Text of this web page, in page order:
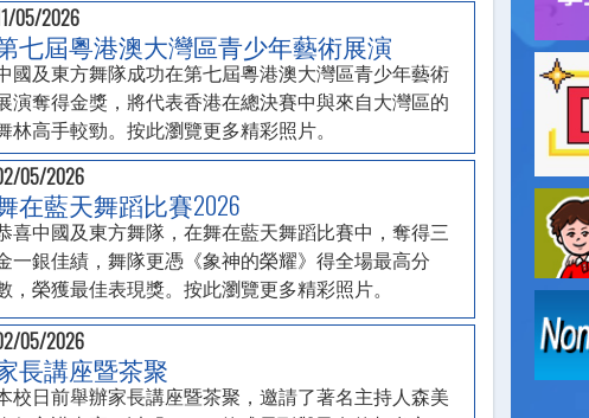
05/2026
七屆粵港澳大灣區青少年藝術展演
國及東方舞隊成功在第七屆粵港澳大灣區青少年藝術
演奪得金獎，將代表香港在總決賽中與來自大灣區的
林高手較勁。按此瀏覽更多精彩照片。
05/2026
在藍天舞蹈比賽2026
喜中國及東方舞隊，在舞在藍天舞蹈比賽中，奪得三
一銀佳績，舞隊更憑《象神的榮耀》得全場最高分
，榮獲最佳表現獎。按此瀏覽更多精彩照片。
05/2026
長講座暨茶聚
校日前舉辦家長講座暨茶聚，邀請了著名主持人森美